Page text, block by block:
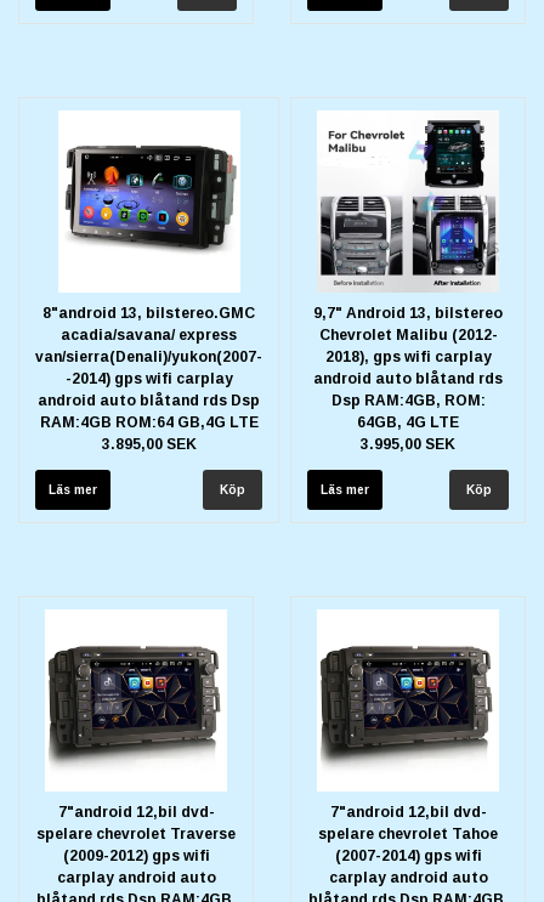
8"android 13, bilstereo.GMC
acadia/savana/ express
van/sierra(Denali)/yukon(2007-
-2014) gps wifi carplay
android auto blåtand rds Dsp
RAM:4GB ROM:64 GB,4G LTE
3.895,00 SEK
Läs mer
9,7" Android 13, bilstereo
Chevrolet Malibu (2012-
2018), gps wifi carplay
android auto blåtand rds
Dsp RAM:4GB, ROM:
64GB, 4G LTE
3.995,00 SEK
Läs mer
7"android 12,bil dvd-
spelare chevrolet Traverse
(2009-2012) gps wifi
carplay android auto
7"android 12,bil dvd-
spelare chevrolet Tahoe
(2007-2014) gps wifi
carplay android auto